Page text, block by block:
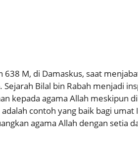
638 M, di Damaskus, saat
Bilal bin Rabah menjadi
kepada agama Allah meskipun
contoh yang baik bagi
agama Allah dengan setia